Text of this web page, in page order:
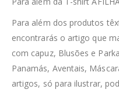
Para além dos produtos
encontrarás o artigo que
com capuz, Blusões e
Panamás, Aventais,
artigos, só para ilustrar,